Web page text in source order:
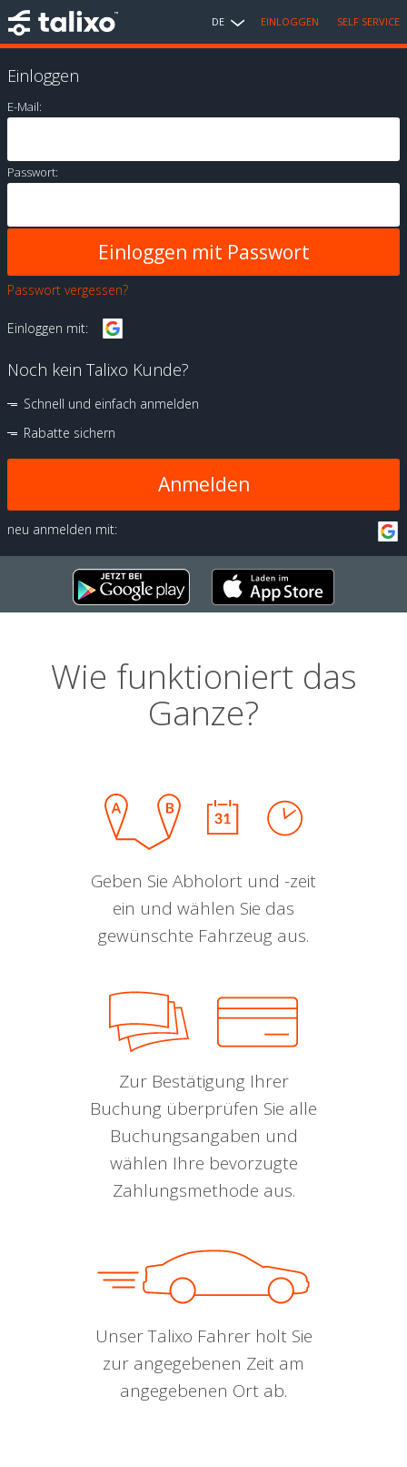
DE EINLOGGEN SELF SERVICE
Einloggen
E-Mail:
Passwort:
Passwort vergessen?
Einloggen mit:
Noch kein Talixo Kunde?
Schnell und einfach anmelden
Rabatte sichern
Anmelden
neu anmelden mit:
Wie funktioniert das
Ganze?
Geben Sie Abholort und -zeit
ein und wählen Sie das
gewünschte Fahrzeug aus.
Zur Bestätigung Ihrer
Buchung überprüfen Sie alle
Buchungsangaben und
wählen Ihre bevorzugte
Zahlungsmethode aus.
Unser Talixo Fahrer holt Sie
zur angegebenen Zeit am
angegebenen Ort ab.